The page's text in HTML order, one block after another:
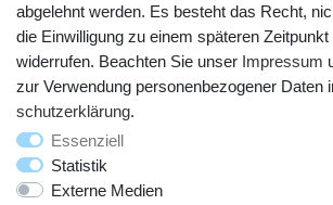
© Copyright 2025 webtotrade GmbH. Alle
abgelehnt werden. Es besteht das Recht,
die Einwilligung zu einem späteren
widerrufen. Beachten Sie unser Impressum
zur Verwendung personenbezogener Daten
schutz­erklärung.
Essenziell
Statistik
Externe Medien